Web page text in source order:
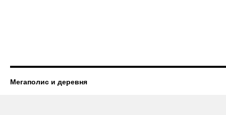
Мегаполис и деревня